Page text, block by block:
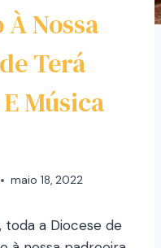
Nossa
Terá
Música
maio 18, 2022
toda a Diocese de